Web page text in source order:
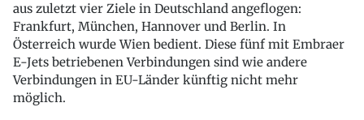
aus zuletzt vier Ziele in Deutschland angeflogen:
Frankfurt, München, Hannover und Berlin. In
Österreich wurde Wien bedient. Diese fünf mit Embraer
E-Jets betriebenen Verbindungen sind wie andere
Verbindungen in EU-Länder künftig nicht mehr
möglich.